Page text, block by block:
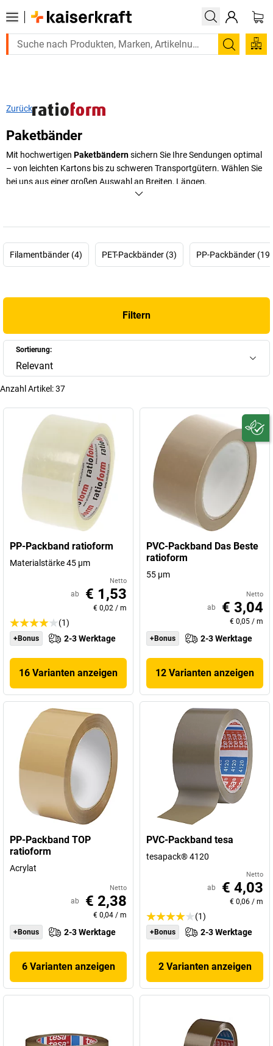
Suchen
Zurück
Paketbänder
Mit hochwertigen Paketbändernsichern Sie Ihre Sendungen optimal
– von leichten Kartons bis zu schweren Transportgütern. Wählen Sie
bei uns aus einer großen Auswahl an Breiten, Längen,
Reißfestigkeiten und Materialien, die je nach Transportbedingung den
+Mehr anzeigen
Filamentbänder (4)
PET-Packbänder (3) PP-Packbänder (19)
Filtern
Sortierung:
Relevant
Anzahl Artikel:37
PP-Packband ratioform
Materialstärke 45 µm
Netto
ab € 1,53
€ 0,02 / m
(1)
+Bonus 2-3 Werktage
16 Varianten anzeigen
PVC-Packband Das Beste
ratioform
55 µm
Netto
ab € 3,04
€ 0,05 / m
+Bonus
2-3 Werktage
12 Varianten anzeigen
PP-Packband TOP
ratioform
Acrylat
Netto
ab € 2,38
€ 0,04 / m
+Bonus
2-3 Werktage
6 Varianten anzeigen
PVC-Packband tesa
tesapack® 4120
Netto
ab € 4,03
€ 0,06 / m
(1)
+Bonus 2-3 Werktage
2 Varianten anzeigen